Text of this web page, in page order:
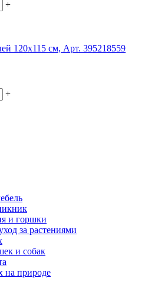
+
120х115 см, Арт. 395218559
+
и горшки
за растениями
и собак
на природе